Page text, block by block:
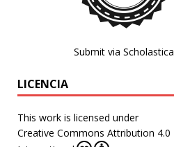
Submit via Scholastica
LICENCIA
This work is licensed under
Creative Commons Attribution 4.0